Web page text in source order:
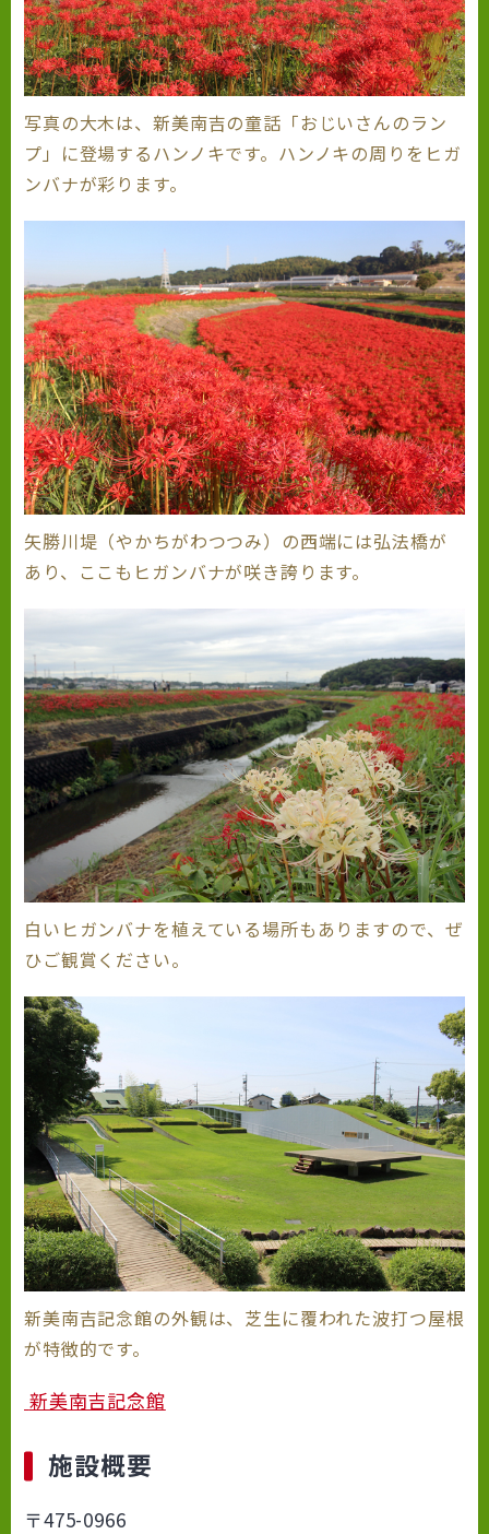
写真の大木は、新美南吉の童話「おじいさんのラン
プ」に登場するハンノキです。ハンノキの周りをヒガ
ンバナが彩ります。
矢勝川堤（やかちがわつつみ）の西端には弘法橋が
あり、ここもヒガンバナが咲き誇ります。
白いヒガンバナを植えている場所もありますので、ぜ
ひご観賞ください。
新美南吉記念館の外観は、芝生に覆われた波打つ屋根
が特徴的です。
新美南吉記念館
施設概要
〒475-0966